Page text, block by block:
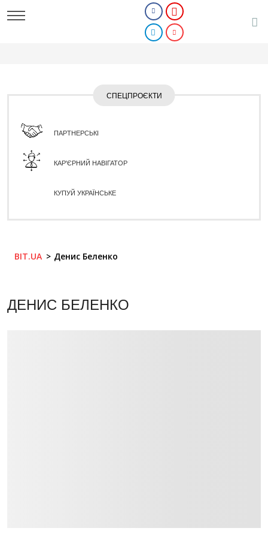
СПЕЦПРОЄКТИ
ПАРТНЕРСЬКІ
КАР'ЄРНИЙ НАВІГАТОР
КУПУЙ УКРАЇНСЬКЕ
BIT.UA Денис Беленко
ДЕНИС БЕЛЕНКО